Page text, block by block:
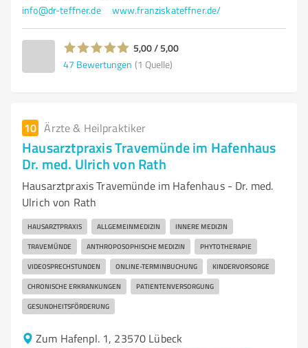
info@dr-teffner.de www.franziskateffner.de/
5,00 / 5,00
47 Bewertungen (1 Quelle)
10 Ärzte & Heilpraktiker
Hausarztpraxis Travemünde im Hafenhaus
Dr. med. Ulrich von Rath
Hausarztpraxis Travemünde im Hafenhaus - Dr. med.
Ulrich von Rath
HAUSARZTPRAXIS ALLGEMEINMEDIZIN INNERE MEDIZIN
TRAVEMÜNDE ANTHROPOSOPHISCHE MEDIZIN PHYTOTHERAPIE
VIDEOSPRECHSTUNDEN ONLINE-TERMINBUCHUNG KINDERVORSORGE
CHRONISCHE ERKRANKUNGEN PATIENTENVERSORGUNG
GESUNDHEITSFÖRDERUNG
Zum Hafenpl. 1, 23570 Lübeck